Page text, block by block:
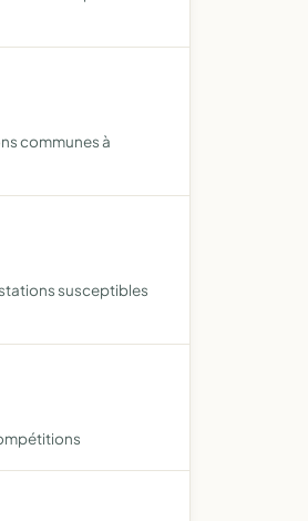
communes à
susceptibles